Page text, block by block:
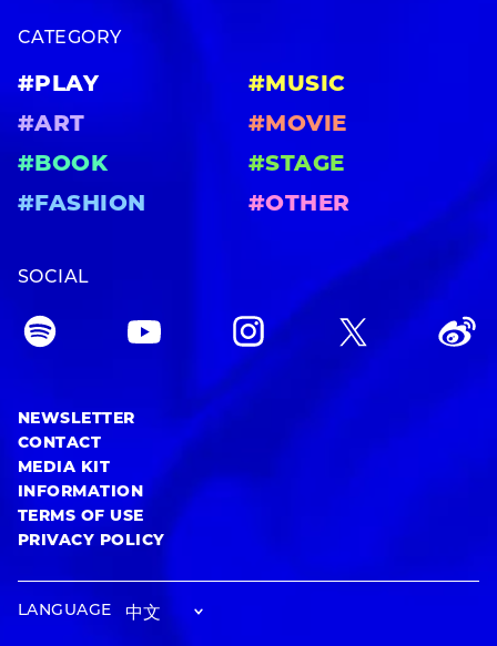
CATEGORY
#PLAY
#MUSIC
#ART
#MOVIE
#BOOK
#STAGE
#FASHION
#OTHER
SOCIAL
NEWSLETTER
CONTACT
MEDIA KIT
INFORMATION
TERMS OF USE
PRIVACY POLICY
LANGUAGE